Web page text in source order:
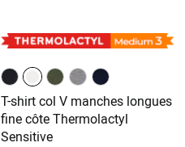
T-shirt col V manches longues
fine côte Thermolactyl
Sensitive